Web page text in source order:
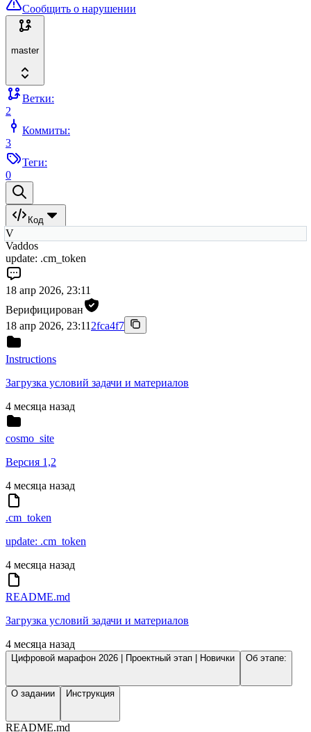
Сообщить о нарушении
master
Ветки:
2
Коммиты:
3
Теги:
0
Код
V
Vaddos
update: .cm_token
18 апр 2026, 23:11
Верифицирован
18 апр 2026, 23:11 2fca4f7
Instructions
Загрузка условий задачи и материалов
4 месяца назад
cosmo_site
Версия 1,2
4 месяца назад
.cm_token
update: .cm_token
4 месяца назад
README.md
Загрузка условий задачи и материалов
4 месяца назад
Цифровой марафон 2026 | Проектный этап | Новички Об этапе:
О задании Инструкция
README.md